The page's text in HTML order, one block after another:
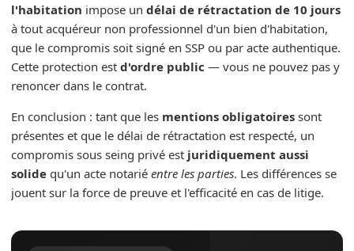
l'habitation impose un délai de rétractation de 10 jours
à tout acquéreur non professionnel d'un bien d'habitation,
que le compromis soit signé en SSP ou par acte authentique.
Cette protection est d'ordre public — vous ne pouvez pas y
renoncer dans le contrat.
En conclusion : tant que les mentions obligatoires sont
présentes et que le délai de rétractation est respecté, un
compromis sous seing privé est juridiquement aussi
solide qu'un acte notarié entre les parties. Les différences se
jouent sur la force de preuve et l'efficacité en cas de litige.